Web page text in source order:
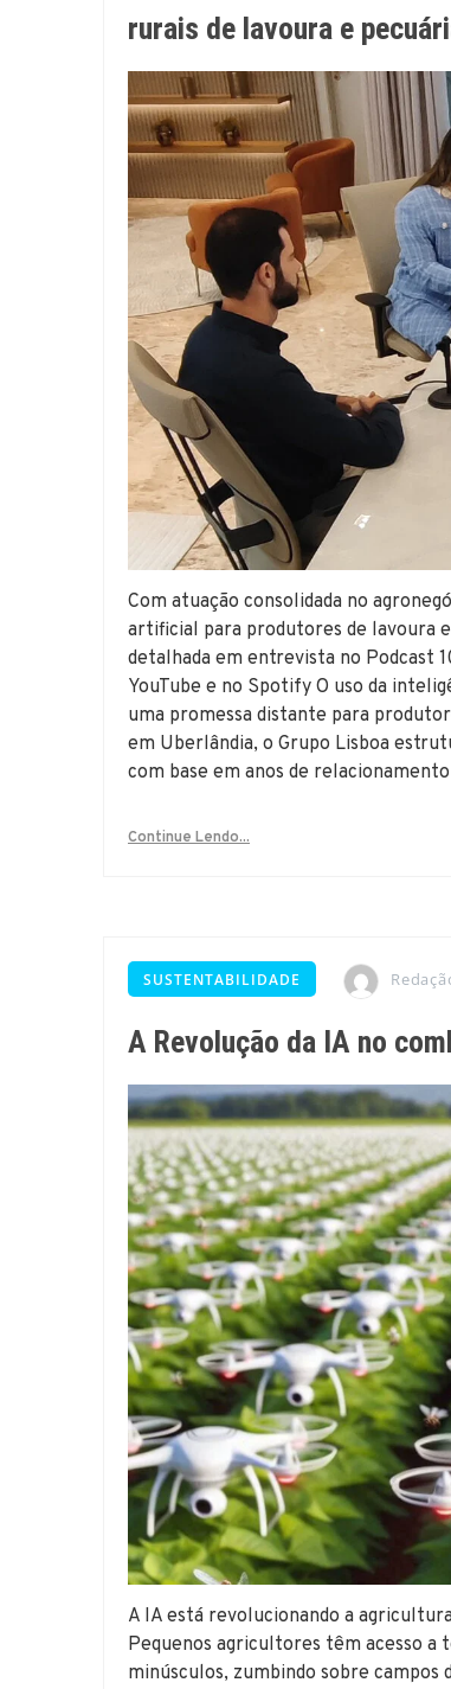
rurais de lavoura e
Com atuação consolidada no
artificial para produtores de lavoura
detalhada em entrevista no Podcast
YouTube e no Spotify O uso da
uma promessa distante para
em Uberlândia, o Grupo Lisboa
com base em anos de
Continue Lendo...
SUSTENTABILIDADE
A Revolução da IA no
A IA está revolucionando a
Pequenos agricultores têm acesso a
minúsculos, zumbindo sobre campos